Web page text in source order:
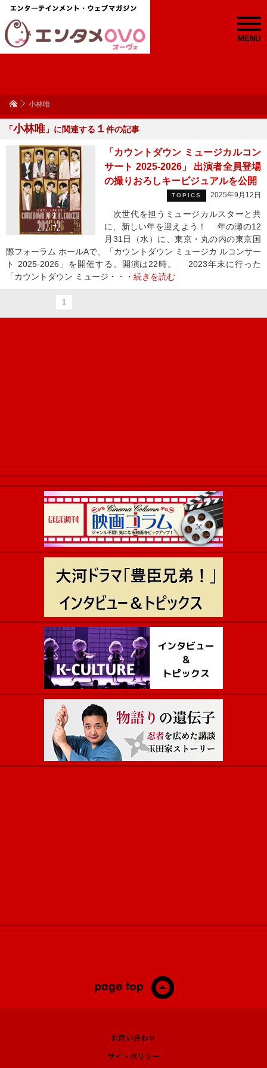
MENU
小林唯
「小林唯 」に関連する １ 件の記事
「カウントダウン ミュージカルコン
サート 2025-2026」 出演者全員登場
の撮りおろしキービジュアルを公開
TOPICS 2025年9月12日
次世代を担うミュージカルスターと共
に、新しい年を迎えよう！ 年の瀬の12
月31日（水）に、東京・丸の内の東京国
際フォーラム ホールAで、「カウントダウン ミュージカ ルコンサー
ト 2025-2026」を開催する。開演は22時。 2023年末に行った
「カウントダウン ミュージ・・・ 続きを読む
1